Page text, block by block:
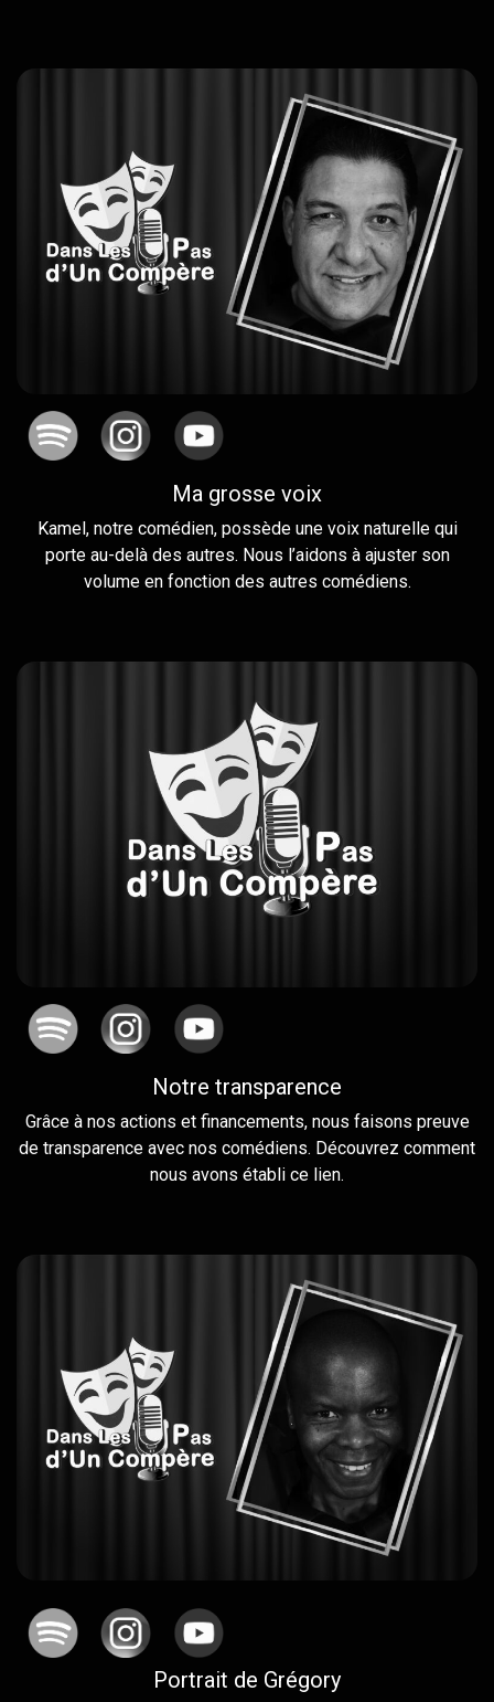
Ma grosse voix
Kamel, notre comédien, possède une voix naturelle qui
porte au-delà des autres. Nous l’aidons à ajuster son
volume en fonction des autres comédiens.
Notre transparence
Grâce à nos actions et financements, nous faisons preuve
de transparence avec nos comédiens. Découvrez comment
nous avons établi ce lien.
Portrait de Grégory